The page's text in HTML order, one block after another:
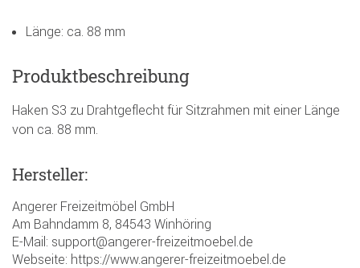
Länge: ca. 88 mm
Produktbeschreibung
Haken S3 zu Drahtgeflecht für Sitzrahmen mit einer Länge
von ca. 88 mm.
Hersteller:
Angerer Freizeitmöbel GmbH
Am Bahndamm 8, 84543 Winhöring
E-Mail: support@angerer-freizeitmoebel.de
Webseite: https://www.angerer-freizeitmoebel.de